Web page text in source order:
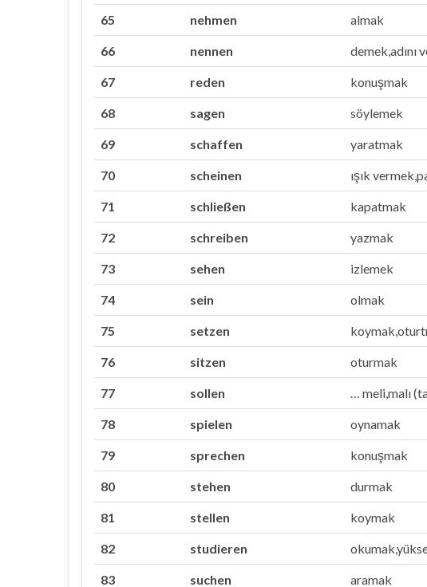
65 nehmen almak
66 nennen demek,adını
67 reden konuşmak
68 sagen söylemek
69 schaffen yaratmak
70 scheinen ışık
71 schließen kapatmak
72 schreiben yazmak
73 sehen izlemek
74 sein olmak
75 setzen
76 sitzen oturmak
77 sollen … meli,malı
78 spielen oynamak
79 sprechen konuşmak
80 stehen durmak
81 stellen koymak
82 studieren
83 suchen aramak